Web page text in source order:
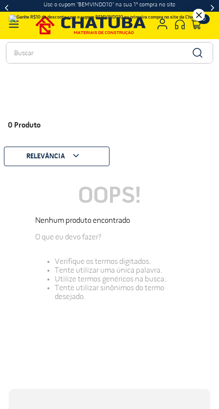
Use o cupom "BEMVINDO10" na sua 1ª compra no site
0
Buscar
0 Produto
RELEVÂNCIA
OOPS!
Nenhum produto encontrado
O que eu devo fazer?
Verifique os termos digitados.
Tente utilizar uma única palavra.
Utilize termos genéricos na busca.
Tente utilizar sinônimos do termo
desejado.